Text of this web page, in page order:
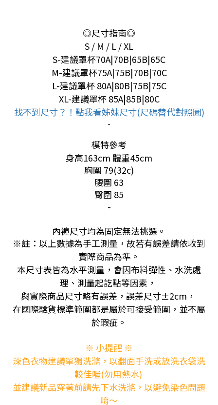
◎尺寸指南◎
S / M / L / XL
S-建議罩杯70A|70B|65B|65C
M-建議罩杯75A|75B|70B|70C
L-建議罩杯 80A|80B|75B|75C
XL-建議罩杯 85A|85B|80C
找不到尺寸？！點我看姊妹尺寸(尺碼替代對照圖)
-
模特參考
身高163cm 體重45cm
胸圍 79(32c)
腰圍 63
臀圍 85
-
內褲尺寸均為固定無法挑選。
※註：以上數據為手工測量，故若有誤差請依收到
實際商品為準。
本尺寸表皆為水平測量，會因布料彈性、水洗處
理、測量起訖點等因素，
與實際商品尺寸略有誤差，誤差尺寸±2cm，
在國際驗貨標準範圍都是屬於可接受範圍，並不屬
於瑕疵。
※ 小提醒 ※
深色衣物建議單獨洗滌，以翻面手洗或放洗衣袋洗
較佳喔(勿用熱水)
並建議新品穿著前請先下水洗滌，以避免染色問題
唷～